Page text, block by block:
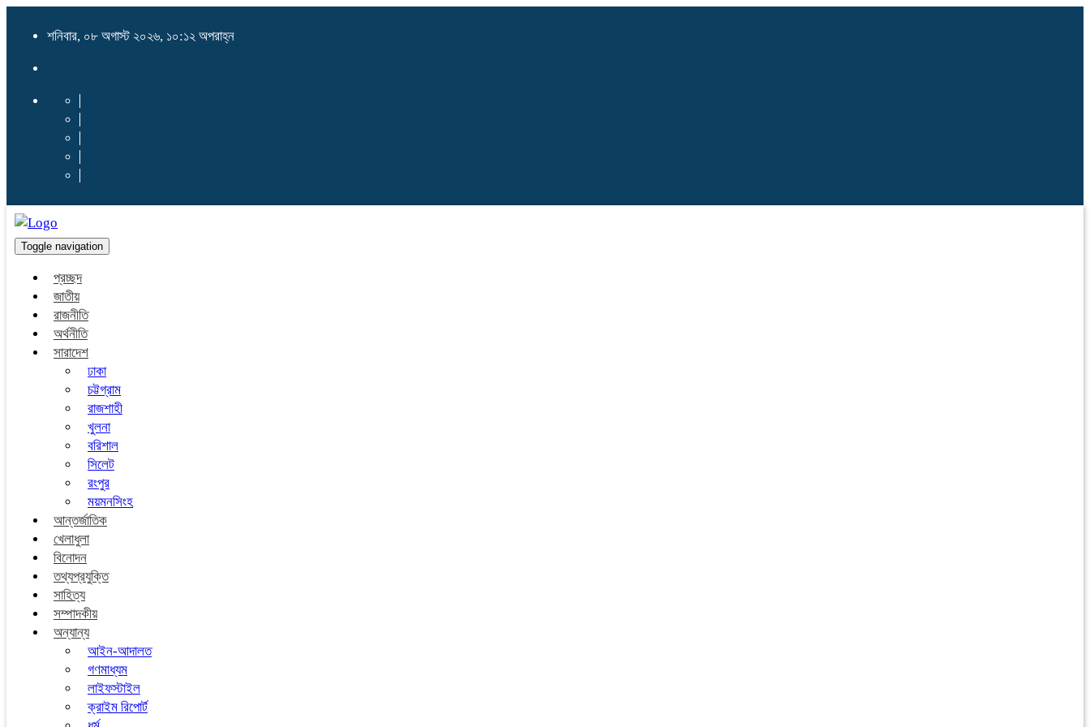
শনিবার, ০৮ অগাস্ট ২০২৬, ১০:১২ অপরাহ্ন
Toggle navigation
প্রচ্ছদ
জাতীয়
রাজনীতি
অর্থনীতি
সারাদেশ
ঢাকা
চট্টগ্রাম
রাজশাহী
খুলনা
বরিশাল
সিলেট
রংপুর
ময়মনসিংহ
আন্তর্জাতিক
খেলাধুলা
বিনোদন
তথ্যপ্রযুক্তি
সাহিত্য
সম্পাদকীয়
অন্যান্য
আইন-আদালত
গণমাধ্যম
লাইফস্টাইল
ক্রাইম রিপোর্ট